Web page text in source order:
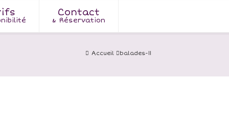
Contact
& Réservation
Accueil balades-11